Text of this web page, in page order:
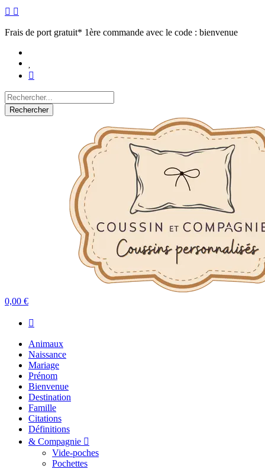
Frais de port gratuit* 1ère commande avec le code : bienvenue
Rechercher
0,00 €
Animaux
Naissance
Mariage
Prénom
Bienvenue
Destination
Famille
Citations
Définitions
& Compagnie
Vide-poches
Pochettes